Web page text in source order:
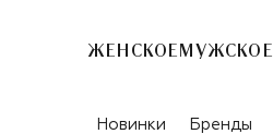
ЖЕНСКОЕ МУЖСКОЕ
Новинки Бренды